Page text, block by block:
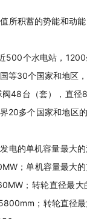
所积蓄的势能和动
500个水电站，
等30个国家和地区
48台（套），直
20多个国家和地区
电的单机容量最大
；单机容量最大
；转轮直径最
；转轮直径